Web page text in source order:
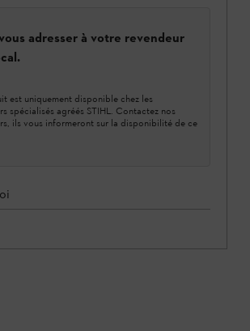
adresser à votre revendeur
est uniquement disponible chez les
spécialisés agréés STIHL. Contactez nos
ils vous informeront sur la disponibilité de ce